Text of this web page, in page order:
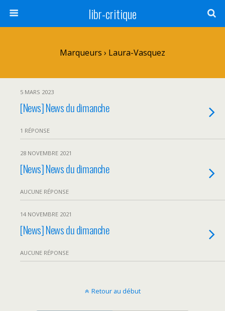
libr-critique
Marqueurs › Laura-Vasquez
5 MARS 2023
[News] News du dimanche
1 RÉPONSE
28 NOVEMBRE 2021
[News] News du dimanche
AUCUNE RÉPONSE
14 NOVEMBRE 2021
[News] News du dimanche
AUCUNE RÉPONSE
Retour au début